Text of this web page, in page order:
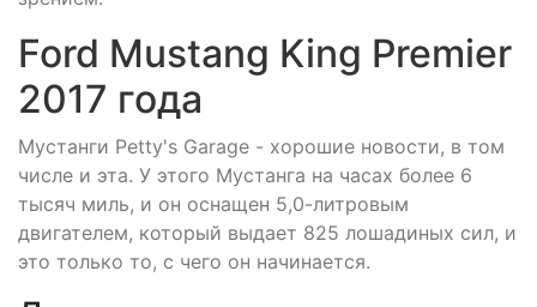
Ford Mustang King Premier
2017 года
Мустанги Petty's Garage - хорошие новости, в том
числе и эта. У этого Мустанга на часах более 6
тысяч миль, и он оснащен 5,0-литровым
двигателем, который выдает 825 лошадиных сил, и
это только то, с чего он начинается.